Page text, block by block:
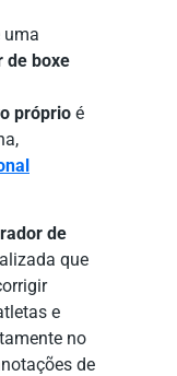
uma
de boxe
próprio é
de
que
e
no
de